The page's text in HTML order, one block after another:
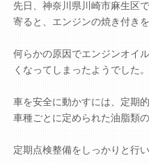
先日、神奈川県川崎市麻生区
寄ると、エンジンの焼き付き
何らかの原因でエンジンオイ
くなってしまったようでした。
車を安全に動かすには、定期
車種ごとに定められた油脂類
定期点検整備をしっかりと行